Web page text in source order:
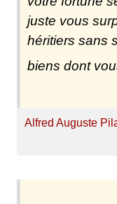
juste vous
héritiers sans
biens dont
Alfred Auguste